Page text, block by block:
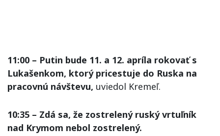
11:00 – Putin bude 11. a 12. apríla rokovať s
Lukašenkom, ktorý pricestuje do Ruska na
pracovnú návštevu, uviedol Kremeľ.
10:35 – Zdá sa, že zostrelený ruský vrtuľník
nad Krymom nebol zostrelený.